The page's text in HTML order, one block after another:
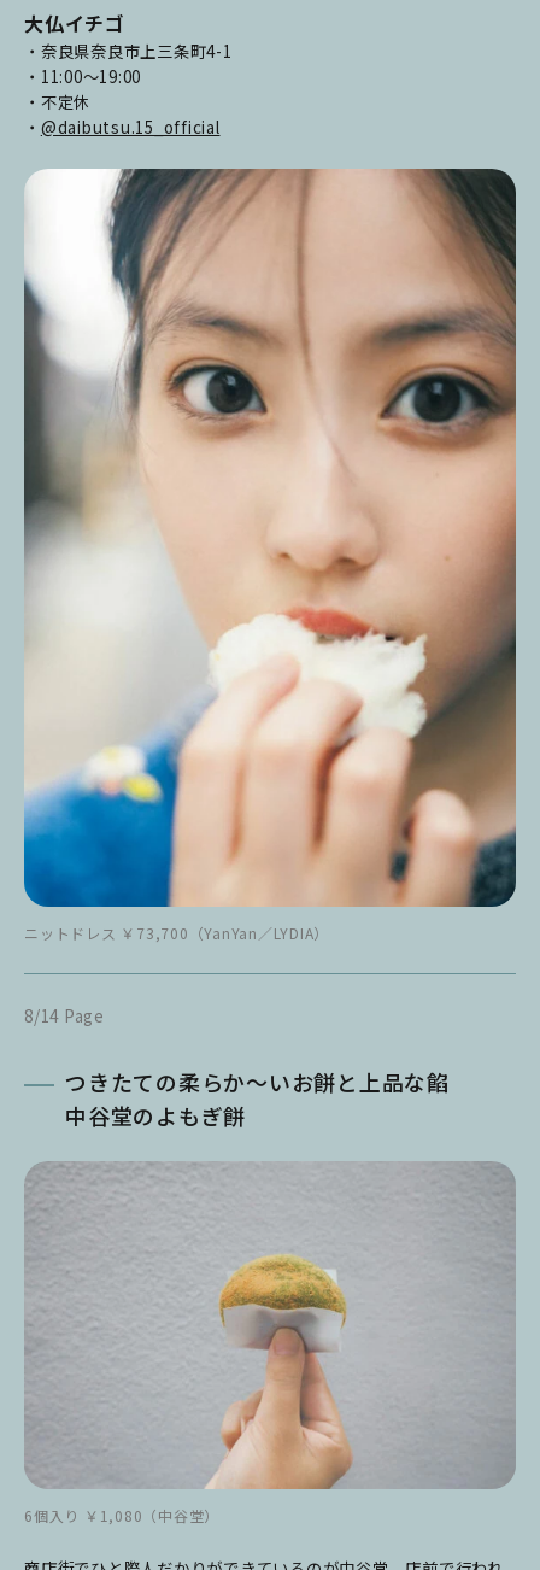
大仏イチゴ
・奈良県奈良市上三条町4-1
・11:00〜19:00
・不定休
・ @daibutsu.15_official
ニットドレス ￥73,700（YanYan／LYDIA）
8/14 Page
つきたての柔らか～いお餅と上品な餡
中谷堂のよもぎ餅
6個入り ￥1,080（中谷堂）